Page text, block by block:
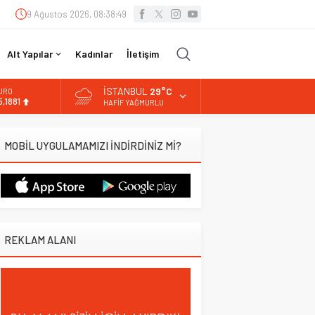
9 Ağustos 2026, 08:38:50
Alt Yapılar Kadınlar İletişim
İSTANBUL 29°C
HAFIF YAĞMURLU
MOBİL UYGULAMAMIZI İNDİRDİNİZ Mİ?
REKLAM ALANI